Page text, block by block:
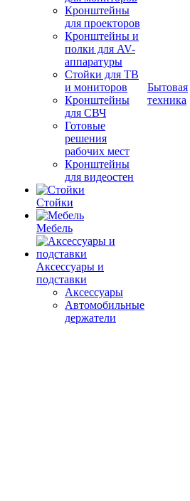
Кронштейны
для проекторов
Кронштейны и
полки для AV-
аппаратуры
Стойки для ТВ
и мониторов
Кронштейны
для СВЧ
Готовые
решения
рабочих мест
Кронштейны
для видеостен
Стойки
Мебель
Аксессуары и
подставки
Аксессуары
Автомобильные
держатели
Бытовая
техника